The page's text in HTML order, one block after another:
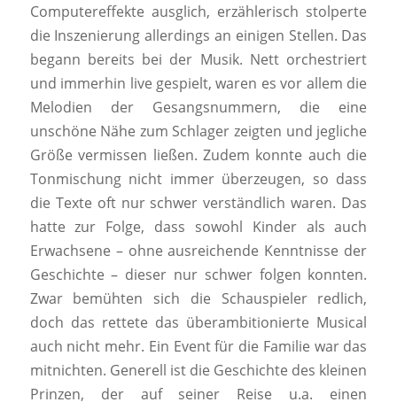
Computereffekte ausglich, erzählerisch stolperte
die Inszenierung allerdings an einigen Stellen. Das
begann bereits bei der Musik. Nett orchestriert
und immerhin live gespielt, waren es vor allem die
Melodien der Gesangsnummern, die eine
unschöne Nähe zum Schlager zeigten und jegliche
Größe vermissen ließen. Zudem konnte auch die
Tonmischung nicht immer überzeugen, so dass
die Texte oft nur schwer verständlich waren. Das
hatte zur Folge, dass sowohl Kinder als auch
Erwachsene – ohne ausreichende Kenntnisse der
Geschichte – dieser nur schwer folgen konnten.
Zwar bemühten sich die Schauspieler redlich,
doch das rettete das überambitionierte Musical
auch nicht mehr. Ein Event für die Familie war das
mitnichten. Generell ist die Geschichte des kleinen
Prinzen, der auf seiner Reise u.a. einen